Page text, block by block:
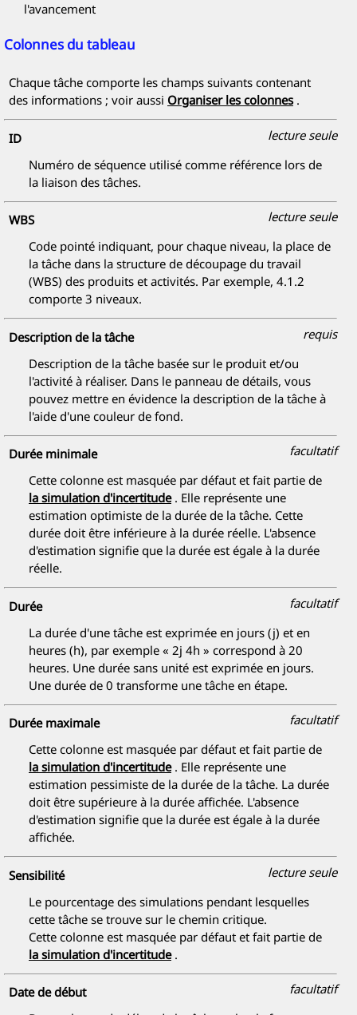
l'avancement
Colonnes du tableau
Chaque tâche comporte les champs suivants contenant
des informations ; voir aussi Organiser les colonnes.
lecture seule
ID
Numéro de séquence utilisé comme référence lors de
la liaison des tâches.
lecture seule
WBS
Code pointé indiquant, pour chaque niveau, la place de
la tâche dans la structure de découpage du travail
(WBS) des produits et activités. Par exemple, 4.1.2
comporte 3 niveaux.
requis
Description de la tâche
Description de la tâche basée sur le produit et/ou
l'activité à réaliser. Dans le panneau de détails, vous
pouvez mettre en évidence la description de la tâche à
l'aide d'une couleur de fond.
facultatif
Durée minimale
Cette colonne est masquée par défaut et fait partie de
la simulation d'incertitude. Elle représente une
estimation optimiste de la durée de la tâche. Cette
durée doit être inférieure à la durée réelle. L'absence
d'estimation signifie que la durée est égale à la durée
réelle.
facultatif
Durée
La durée d'une tâche est exprimée en jours (j) et en
heures (h), par exemple « 2j 4h » correspond à 20
heures. Une durée sans unité est exprimée en jours.
Une durée de 0 transforme une tâche en étape.
facultatif
Durée maximale
Cette colonne est masquée par défaut et fait partie de
la simulation d'incertitude. Elle représente une
estimation pessimiste de la durée de la tâche. La durée
doit être supérieure à la durée affichée. L'absence
d'estimation signifie que la durée est égale à la durée
affichée.
lecture seule
Sensibilité
Le pourcentage des simulations pendant lesquelles
cette tâche se trouve sur le chemin critique.
Cette colonne est masquée par défaut et fait partie de
la simulation d'incertitude.
facultatif
Date de début